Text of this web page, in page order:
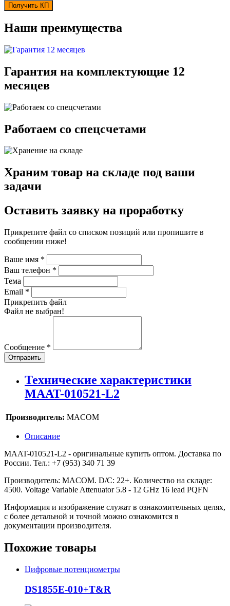
Получить КП
Наши преимущества
Гарантия на комплектующие 12
месяцев
Работаем со спецсчетами
Храним товар на складе под ваши
задачи
Оставить заявку на проработку
Прикрепите файл со списком позиций или пропишите в
сообщении ниже!
Ваше имя *
Ваш телефон *
Тема
Email *
Прикрепить файл
Файл не выбран!
Сообщение *
Отправить
Технические характеристики
MAAT-010521-L2
Производитель: MACOM
Описание
MAAT-010521-L2 - оригинальные купить оптом. Доставка по
России. Тел.: +7 (953) 340 71 39
Производитель: MACOM. D/C: 22+. Количество на складе:
4500. Voltage Variable Attenuator 5.8 - 12 GHz 16 lead PQFN
Информация и изображение служат в ознакомительных целях,
с более детальной и точной можно ознакомится в
документации производителя.
Похожие товары
Цифровые потенциометры
DS1855E-010+T&R